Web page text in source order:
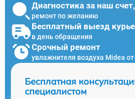
Диагностика за наш счет,
ремонт по желанию
Бесплатный выезд
в день обращения
Срочный ремонт
увлажнителя воздуха Midea
Бесплатная
специалистом